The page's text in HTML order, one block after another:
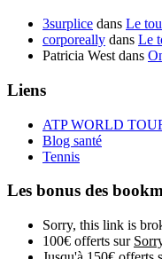
3surplice dans Le
corporeally dans Le
Patricia West dans
Liens
ATP WORLD
Blog santé
Tennis
Les bonus des
Sorry, this link is
100€ offerts sur